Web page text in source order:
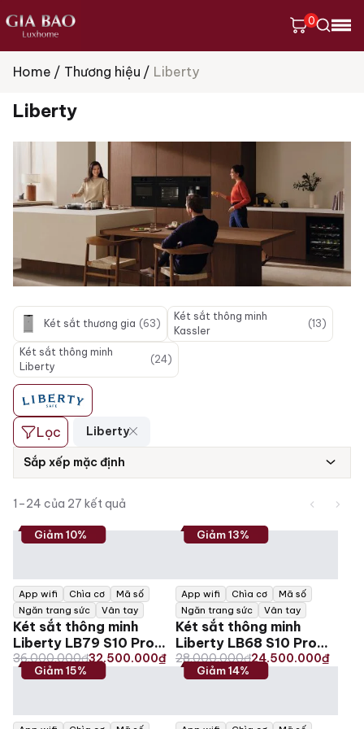
0
sản
Home Thương hiệu Liberty
Liberty
Két sắt thương gia (63)
Két sắt thông minh
Kassler
(13)
Két sắt thông minh
Liberty
(24)
Lọc Liberty
Sắp xếp mặc định
1–24 của 27 kết quả
Giảm 10%
App wifi Chìa cơ
Mã số
Ngăn trang sức
Vân tay
Két sắt thông minh
Liberty LB79 S10 Pro
105kg
36.000.000₫
Original
price
32.500.000₫
Current
price
Giảm 13%
App wifi Chìa cơ
Mã số
Ngăn trang sức
Vân tay
Két sắt thông minh
Liberty LB68 S10 Pro
80kg
28.000.000₫
Original
price
24.500.000₫
Current
price
Giảm 15% Giảm 14%